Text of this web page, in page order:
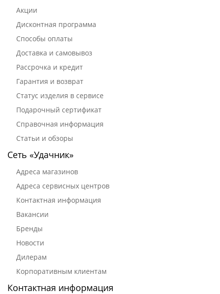
Акции
Дисконтная программа
Способы оплаты
Доставка и самовывоз
Рассрочка и кредит
Гарантия и возврат
Статус изделия в сервисе
Подарочный сертификат
Справочная информация
Статьи и обзоры
Сеть «Удачник»
Адреса магазинов
Адреса сервисных центров
Контактная информация
Вакансии
Бренды
Новости
Дилерам
Корпоративным клиентам
Контактная информация